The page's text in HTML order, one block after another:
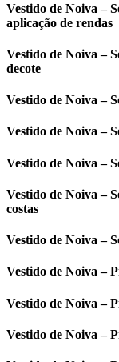
Vestido de Noiva –
aplicação de rendas
Vestido de Noiva –
decote
Vestido de Noiva –
Vestido de Noiva –
Vestido de Noiva –
Vestido de Noiva –
costas
Vestido de Noiva –
Vestido de Noiva –
Vestido de Noiva –
Vestido de Noiva –